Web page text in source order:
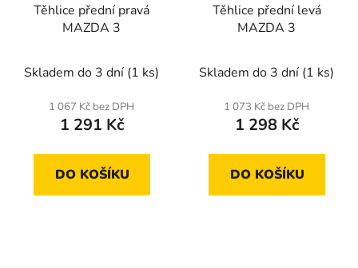
Těhlice přední pravá
MAZDA 3
Skladem do 3 dní (1 ks)
1 067 Kč bez DPH
1 291 Kč
DO KOŠÍKU
Těhlice přední levá
MAZDA 3
Skladem do 3 dní (1 ks)
1 073 Kč bez DPH
1 298 Kč
DO KOŠÍKU